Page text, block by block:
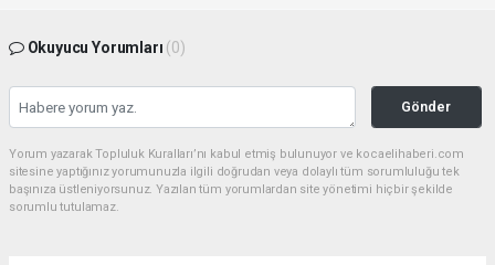
Okuyucu Yorumları (0)
Gönder
Yorum yazarak Topluluk Kuralları’nı kabul etmiş bulunuyor ve kocaelihaberi.com
sitesine yaptığınız yorumunuzla ilgili doğrudan veya dolaylı tüm sorumluluğu tek
başınıza üstleniyorsunuz. Yazılan tüm yorumlardan site yönetimi hiçbir şekilde
sorumlu tutulamaz.